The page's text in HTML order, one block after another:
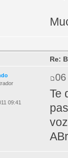
09:41
Re:
Te